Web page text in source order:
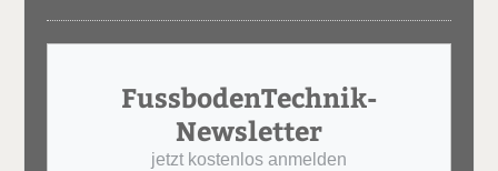
FussbodenTechnik-
Newsletter
jetzt kostenlos anmelden